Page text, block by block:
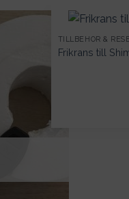
TILLBEHÖR &
Frikrans till